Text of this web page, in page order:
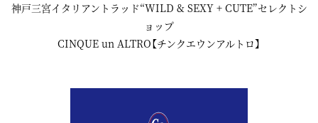
神戸三宮イタリアントラッド“WILD & SEXY + CUTE”セレクトシ
ョップ
CINQUE un ALTRO【チンクエウンアルトロ】